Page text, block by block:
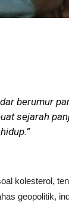
berumur
sejarah
kolesterol,
geopolitik,